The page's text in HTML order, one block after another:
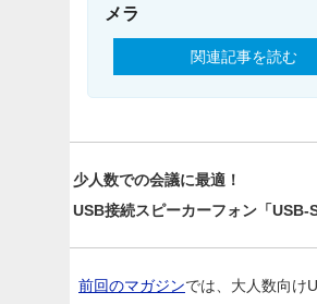
メラ
関連記事を読む
少人数での会議に最適！
USB接続スピーカーフォン「USB-
前回のマガジンでは、大人数向け